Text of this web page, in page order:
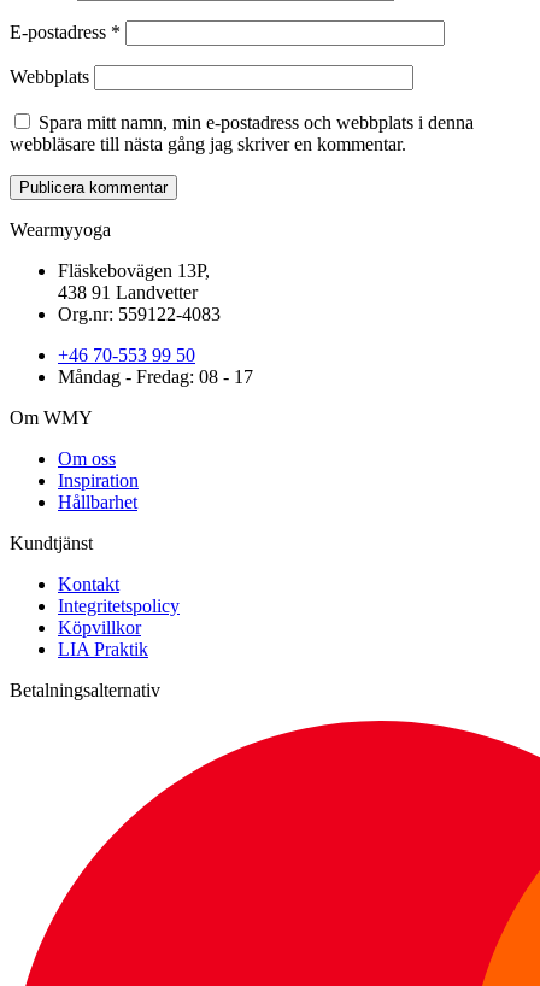
E-postadress *
Webbplats
Spara mitt namn, min e-postadress och webbplats i denna
webbläsare till nästa gång jag skriver en kommentar.
Wearmyyoga
Fläskebovägen 13P,
438 91 Landvetter
Org.nr: 559122-4083
+46 70-553 99 50
Måndag - Fredag: 08 - 17
Om WMY
Om oss
Inspiration
Hållbarhet
Kundtjänst
Kontakt
Integritetspolicy
Köpvillkor
LIA Praktik
Betalningsalternativ